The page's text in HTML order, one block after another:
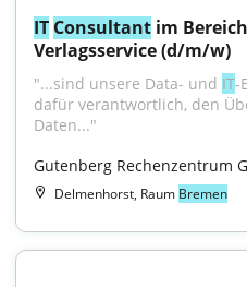
IT Consultant im
Verlagsservice (d/m/w)
"...sind unsere Data- und IT-
dafür verantwortlich, den
Daten..."
Gutenberg Rechenzentrum
Delmenhorst, Raum Bremen